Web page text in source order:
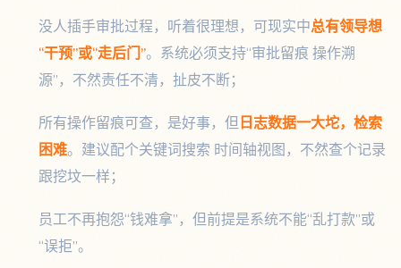
没人插手审批过程，听着很理想，可现实中总有领导想
“干预”或“走后门”。系统必须支持“审批留痕 操作溯
源”，不然责任不清，扯皮不断；
所有操作留痕可查，是好事，但日志数据一大坨，检索
困难。建议配个关键词搜索 时间轴视图，不然查个记录
跟挖坟一样；
员工不再抱怨“钱难拿”，但前提是系统不能“乱打款”或
“误拒”。